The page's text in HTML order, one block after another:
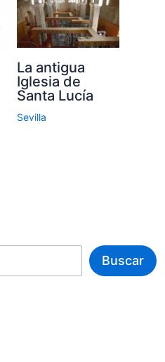
La antigua
Iglesia de
Santa Lucía
Sevilla
Buscar